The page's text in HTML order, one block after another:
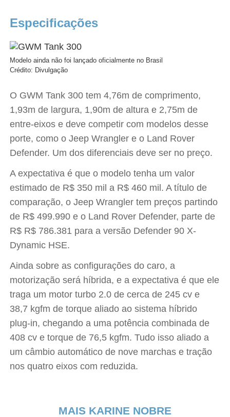
Especificações
Modelo ainda não foi lançado oficialmente no Brasil
Crédito: Divulgação
O GWM Tank 300 tem 4,76m de comprimento,
1,93m de largura, 1,90m de altura e 2,75m de
entre-eixos e deve competir com modelos desse
porte, como o Jeep Wrangler e o Land Rover
Defender. Um dos diferenciais deve ser no preço.
A expectativa é que o modelo tenha um valor
estimado de R$ 350 mil a R$ 460 mil. A título de
comparação, o Jeep Wrangler tem preços partindo
de R$ 499.990 e o Land Rover Defender, parte de
R$ R$ 786.381 para a versão Defender 90 X-
Dynamic HSE.
Ainda sobre as configurações do caro, a
motorização será híbrida, e a expectativa é que ele
traga um motor turbo 2.0 de cerca de 245 cv e
38,7 kgfm de torque aliado ao sistema híbrido
plug-in, chegando a uma potência combinada de
408 cv e torque de 76,5 kgfm. Tudo isso aliado a
um câmbio automático de nove marchas e tração
nos quatro eixos com reduzida.
MAIS KARINE NOBRE